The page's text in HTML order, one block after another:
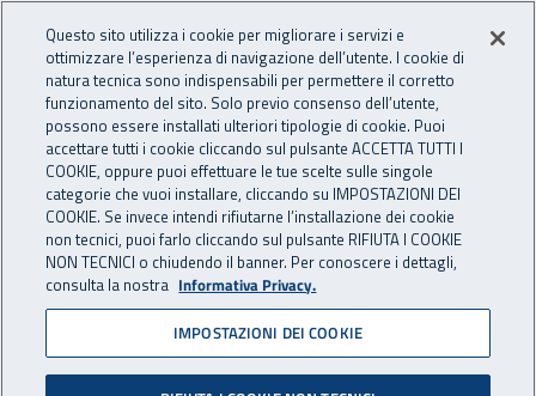
INAIL - Istituto Nazionale
Apri cerca
Navigazione principale
Navigazione - Ti trovi in:
Home Inail comunica Avvisi
Concorsi per dirigenti
medici elenco ammessi
INAIL rende noti gli elenchi degli ammessi alla: -
Questo sito utilizza i cookie per migliorare i servizi e
ottimizzare l’esperienza di navigazione dell’utente. I cookie di
natura tecnica sono indispensabili per permettere il corretto
funzionamento del sito. Solo previo consenso dell’utente,
possono essere installati ulteriori tipologie di cookie. Puoi
accettare tutti i cookie cliccando sul pulsante ACCETTA TUTTI I
COOKIE, oppure puoi effettuare le tue scelte sulle singole
categorie che vuoi installare, cliccando su IMPOSTAZIONI DEI
COOKIE. Se invece intendi rifiutarne l’installazione dei cookie
non tecnici, puoi farlo cliccando sul pulsante RIFIUTA I COOKIE
NON TECNICI o chiudendo il banner. Per conoscere i dettagli,
consulta la nostra Informativa Privacy.
IMPOSTAZIONI DEI COOKIE